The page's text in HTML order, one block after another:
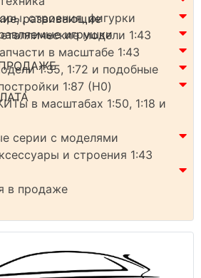
развивающие
игрушки
строения, фигурки
модели 1:43
в масштабе 1:43
1:35, 1:72 и подобные
1:87 (H0)
в масштабах 1:50, 1:18 и
серии с моделями
и строения 1:43
в продаже